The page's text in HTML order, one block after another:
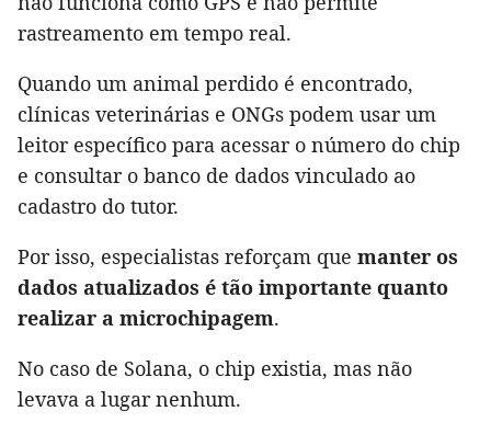
rastreamento em tempo real.
Quando um animal perdido é encontrado,
clínicas veterinárias e ONGs podem usar um
leitor específico para acessar o número do chip
e consultar o banco de dados vinculado ao
cadastro do tutor.
Por isso, especialistas reforçam que manter os
dados atualizados é tão importante quanto
realizar a microchipagem.
No caso de Solana, o chip existia, mas não
levava a lugar nenhum.